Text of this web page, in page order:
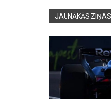
JAUNĀKĀS ZIŅAS